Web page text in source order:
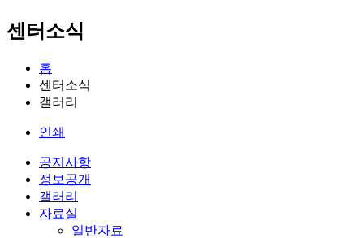
센터소식
홈
센터소식
갤러리
인쇄
공지사항
정보공개
갤러리
자료실
일반자료